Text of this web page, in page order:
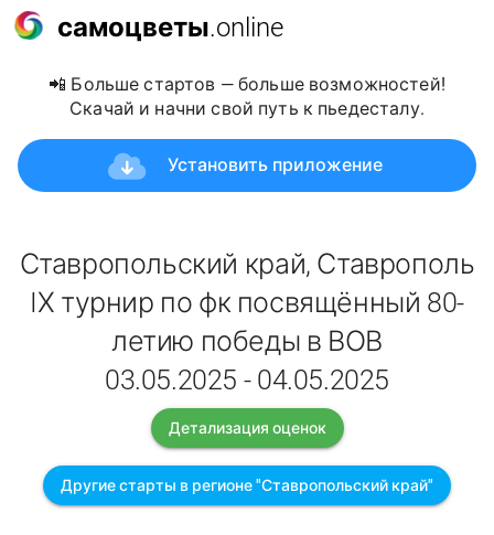
самоцветы.online
📲 Больше стартов — больше возможностей!
Скачай и начни свой путь к пьедесталу.
Установить приложение
Ставропольский край, Ставрополь
IХ турнир по фк посвящённый 80-
летию победы в ВОВ
03.05.2025 - 04.05.2025
Детализация оценок
Другие старты в регионе "Ставропольский край"